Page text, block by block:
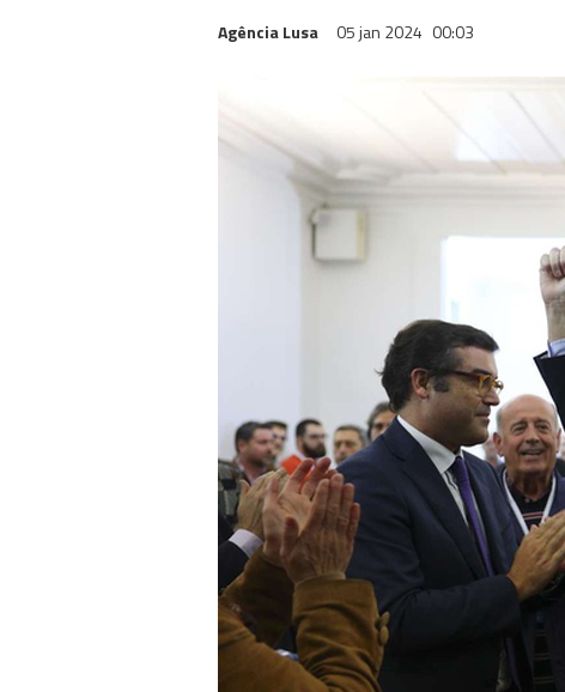
Agência Lusa 05 jan 2024 00:03